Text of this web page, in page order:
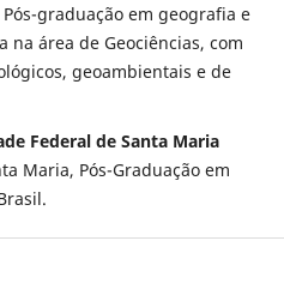
graduação em geografia e
na área de Geociências, com
geoambientais e de
Federal de Santa Maria
Maria, Pós-Graduação em